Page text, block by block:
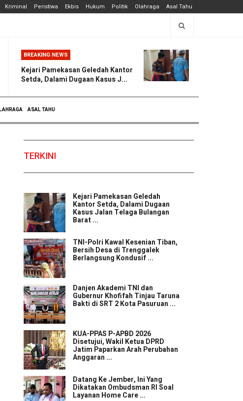
Kriminal Peristiwa Ekbis Hukum Politik Olahraga Asal Tahu
BREAKING NEWS
Kejari Pamekasan Geledah Kantor
Setda, Dalami Dugaan Kasus J...
ASAL TAHU
TERKINI
Kejari Pamekasan Geledah
Kantor Setda, Dalami Dugaan
Kasus Jalan Telaga Bulangan
Barat ...
TNI-Polri Kawal Kesenian Tiban,
Bersih Desa di Trenggalek
Berlangsung Kondusif ...
Danjen Akademi TNI dan
Gubernur Khofifah Tinjau Taruna
Bakti di SRT 2 Kota Pasuruan ...
KUA-PPAS P-APBD 2026
Disetujui, Wakil Ketua DPRD
Jatim Paparkan Arah Perubahan
Anggaran ...
Datang Ke Jember, Ini Yang
Dikatakan Ombudsman RI Soal
Layanan Home Care ...